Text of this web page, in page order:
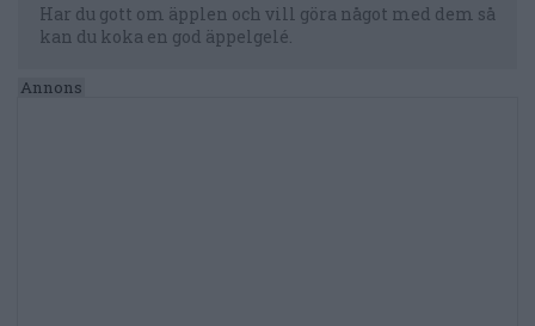
Har du gott om äpplen och vill göra något med dem så
kan du koka en god äppelgelé.